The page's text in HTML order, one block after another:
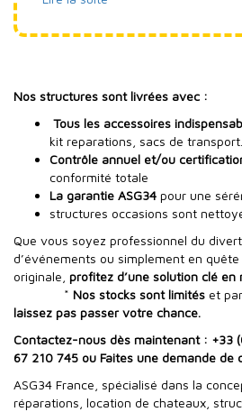
Nos structures sont livrées avec :
Tous les accessoires
kit reparations, sacs de
Contrôle annuel et/ou
conformité totale
La garantie ASG34 pour une
structures occasions sont
Que vous soyez professionnel du
d’événements ou simplement en quête
originale, profitez d’une solution clé en
* Nos stocks sont limités et
laissez pas passer votre chance.
Contactez-nous dès maintenant : +33
67 210 745 ou Faites une demande de
ASG34 France, spécialisé dans la
réparations, location de chateaux,